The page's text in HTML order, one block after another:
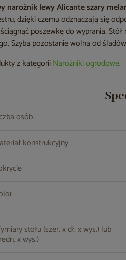
narożnik lewy Alicante szary
dzięki czemu odznaczają się
poszewkę do wyprania.
Szyba pozostanie wolna od
z kategoriiNarożniki ogrodowe.
osób
konstrukcyjny
stołu (szer. x dł. x wys.) lub
x wys.)